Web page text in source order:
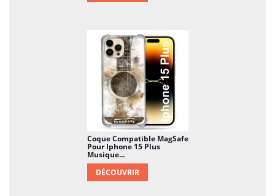
Coque Compatible MagSafe
Pour Iphone 15 Plus
Musique...
DÉCOUVRIR